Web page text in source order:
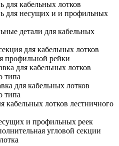
для кабельных лотков
для несущих и и профильных
детали для кабельных
для кабельных лотков
профильной рейки
для кабельных лотков
типа
для кабельных лотков
типа
кабельных лотков лестничного
и профильных реек
угловой секции